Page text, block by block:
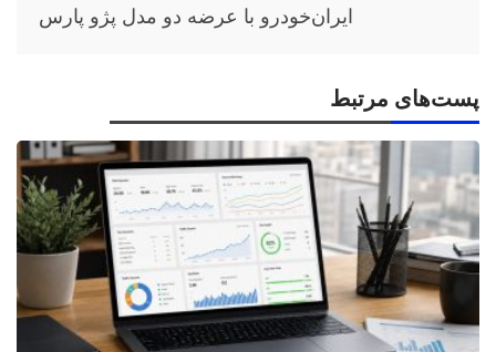
ایران‌خودرو با عرضه دو مدل پژو پارس
پست‌های مرتبط